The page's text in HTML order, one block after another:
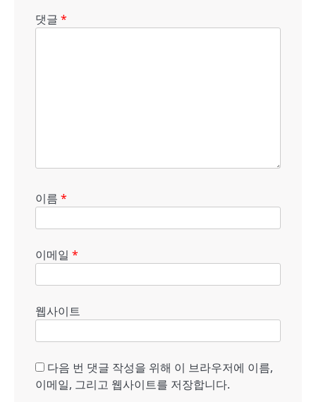
댓글 *
이름 *
이메일 *
웹사이트
다음 번 댓글 작성을 위해 이 브라우저에 이름,
이메일, 그리고 웹사이트를 저장합니다.